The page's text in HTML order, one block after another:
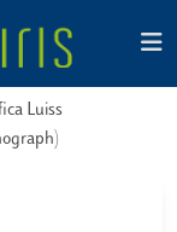
Luiss